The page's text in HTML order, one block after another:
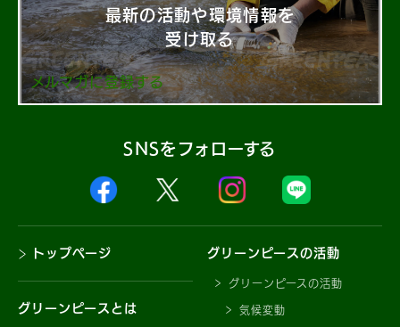
最新の活動や環境情報を
受け取る
メルマガに登録する
SNSをフォローする
トップページ
グリーンピースとは
グリーンピースの活動
グリーンピースの活動
気候変動